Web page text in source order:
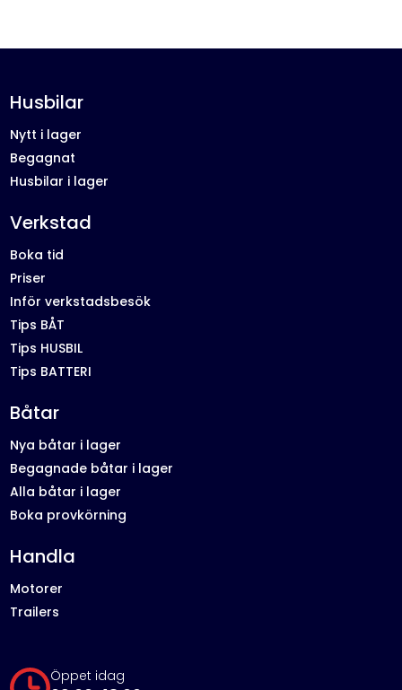
Öppet idag
Husbilar
Nytt i lager
Begagnat
Husbilar i lager
Verkstad
Boka tid
Priser
Inför verkstadsbesök
Tips BÅT
Tips HUSBIL
Tips BATTERI
Båtar
Nya båtar i lager
Begagnade båtar i lager
Alla båtar i lager
Boka provkörning
Handla
Motorer
Trailers